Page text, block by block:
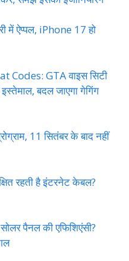
में ऐप्पल, iPhone 17 हो
Codes: GTA वाइस सिटी
बदल जाएगा गेगिंग
11 सितंबर के बाद नहीं
रहती है इंटरनेट केबल?
पैनल की एफिशिएंसी?